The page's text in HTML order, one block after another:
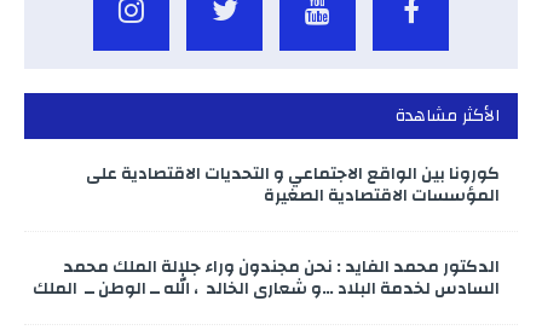
الأكثر مشاهدة
كورونا بين الواقع الاجتماعي و التحديات الاقتصادية على
المؤسسات الاقتصادية الصغيرة
الدكتور محمد الفايد : نحن مجندون وراء جلالة الملك محمد
السادس لخدمة البلاد …و شعاري الخالد ، الله ــ الوطن ــ الملك